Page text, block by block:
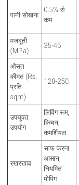
पानी सोखना
0.5% से
कम
मजबूती
(MPa)
35-45
औसत
कीमत (Rs.
प्रति
sqm)
120-250
उपयुक्त
उपयोग
लिविंग रूम,
किचन,
कमर्शियल
रखरखाव
साफ करना
आसान,
नियमित
मोपिंग